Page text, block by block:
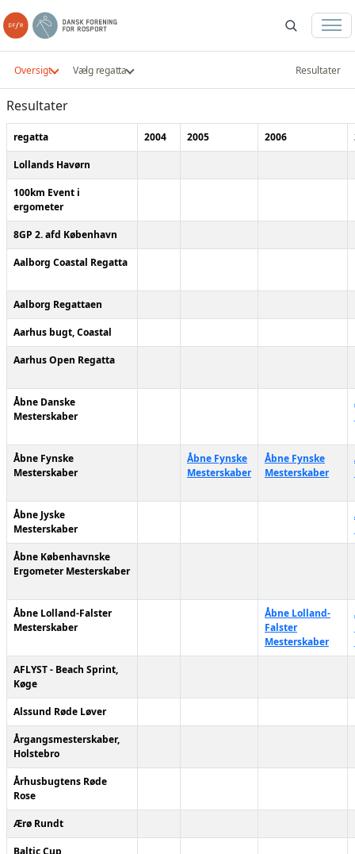
Oversigt Vælg regatta Resultater
Resultater
regatta 2004 2005 2006
Lollands Havørn
100km Event i
ergometer
8GP 2. afd København
Aalborg Coastal Regatta
Aalborg Regattaen
Aarhus bugt, Coastal
Aarhus Open Regatta
Åbne Danske
Mesterskaber
Åbne Fynske
Mesterskaber
Åbne Fynske
Mesterskaber
Åbne Fynske
Mesterskaber
Åbne Jyske
Mesterskaber
Åbne Københavnske
Ergometer Mesterskaber
Åbne Lolland-Falster
Mesterskaber
Åbne Lolland-
Falster
Mesterskaber
AFLYST - Beach Sprint,
Køge
Alssund Røde Løver
Årgangsmesterskaber,
Holstebro
Århusbugtens Røde
Rose
Ærø Rundt
Baltic Cup